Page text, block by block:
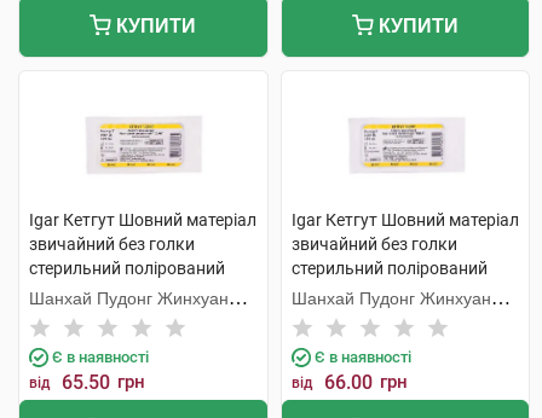
КУПИТИ КУПИТИ
Igar Кетгут Шовний матеріал
звичайний без голки
стерильний полірований
розмір 7 USP 3 150 см 1 шт
Шанхай Пудонг Жинхуан
Медікал Продактс
Є в наявності
від 65.50 грн
Igar Кетгут Шовний матеріал
звичайний без голки
стерильний полірований
розмір 4 USP 0 150 см 1 шт
Шанхай Пудонг Жинхуан
Медікал Продактс
Є в наявності
від 66.00 грн